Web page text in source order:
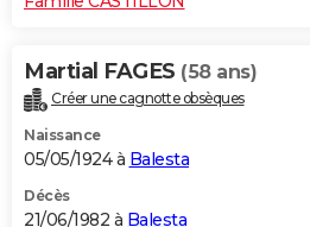
Martial FAGES (58 ans)
Créer une cagnotte obsèques
Naissance
05/05/1924 à Balesta
Décès
21/06/1982 à Balesta